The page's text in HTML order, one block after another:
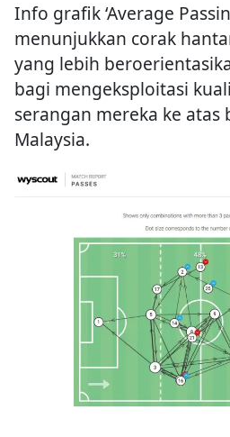
Info grafik ‘Average
menunjukkan corak
yang lebih
bagi mengeksploitasi
serangan mereka ke
Malaysia.